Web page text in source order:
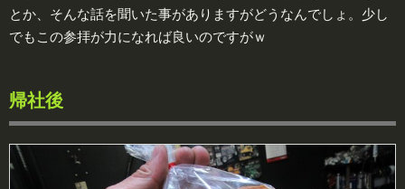
とか、そんな話を聞いた事がありますがどうなんでしょ。少し
でもこの参拝が力になれば良いのですがｗ
帰社後